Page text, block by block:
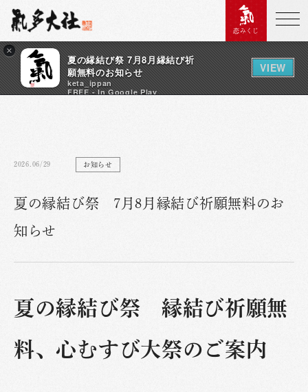
×
夏の縁結び祭 7月8月縁結び祈
願無料のお知らせ
keta_ippan
FREE - In Google Play
VIEW
恋みくじ
2026.06/29 お知らせ
夏の縁結び祭 7月8月縁結び祈願無料のお
知らせ
夏の縁結び祭 縁結び祈願無
料、心むすび大祭のご案内